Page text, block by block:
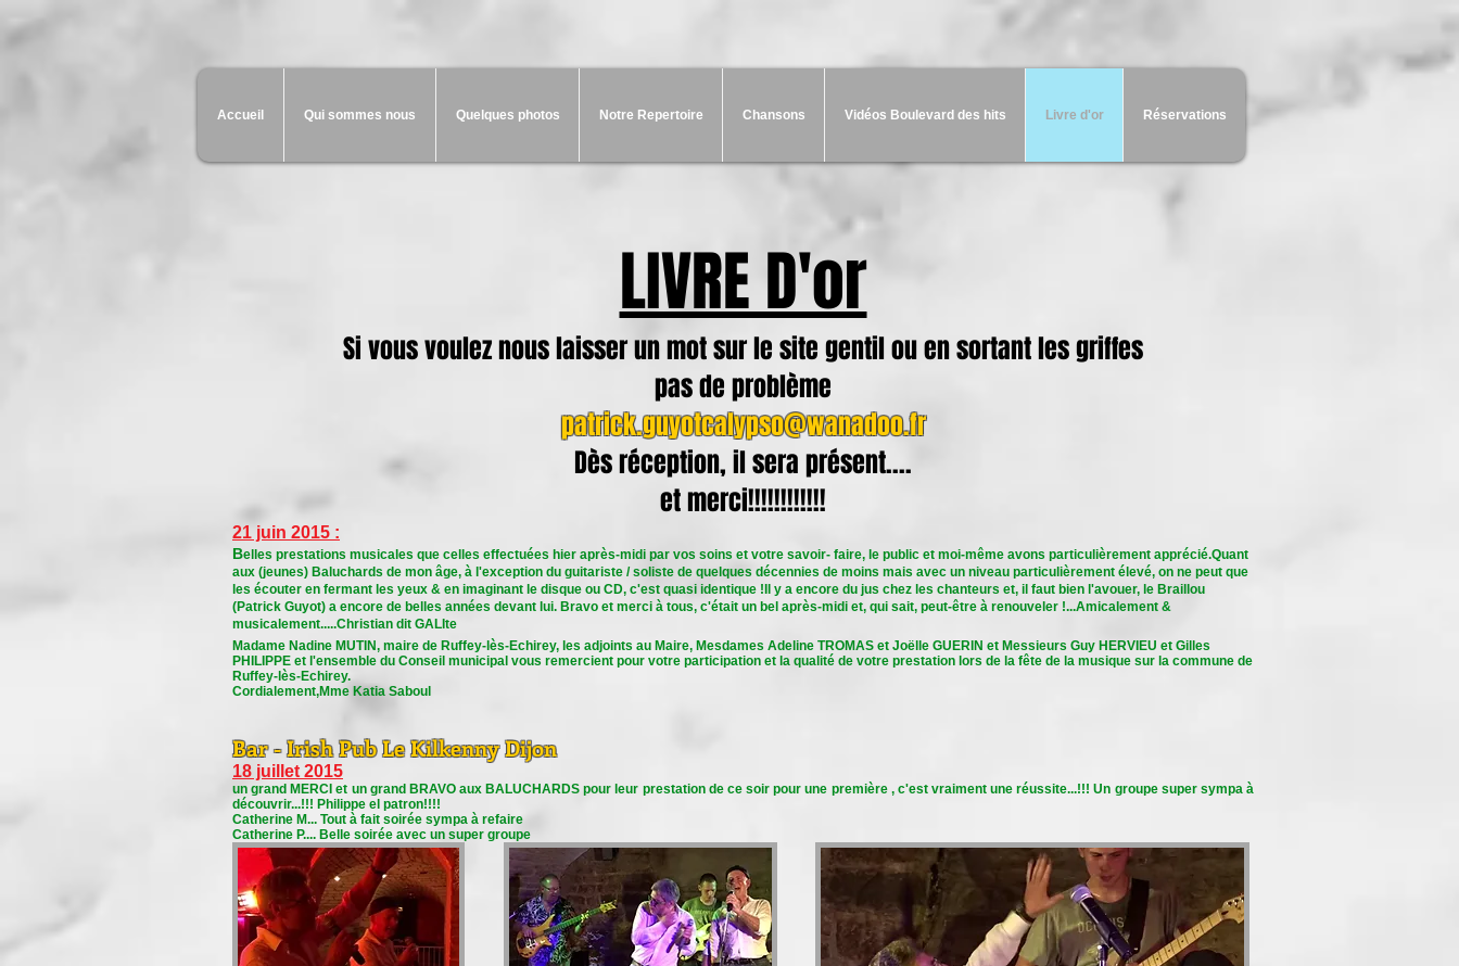
Accueil Qui sommes nous Quelques photos Notre Repertoire Chansons Vidéos Boulevard des hits Livre d'or Réservations
LIVRE D'or
Si vous voulez nous laisser un mot sur le site gentil ou en sortant les griffes
pas de problème
patrick.guyotcalypso@wanadoo.fr
Dès réception, il sera présent....
et merci!!!!!!!!!!!!
21 juin 2015 :
Belles prestations musicales que celles effectuées hier après-midi par vos soins et votre savoir- faire, le public et moi-même avons particulièrement apprécié.Quant
aux (jeunes) Baluchards de mon âge, à l'exception du guitariste / soliste de quelques décennies de moins mais avec un niveau particulièrement élevé, on ne peut que
les écouter en fermant les yeux & en imaginant le disque ou CD, c'est quasi identique !Il y a encore du jus chez les chanteurs et, il faut bien l'avouer, le Braillou
(Patrick Guyot) a encore de belles années devant lui. Bravo et merci à tous, c'était un bel après-midi et, qui sait, peut-être à renouveler !...Amicalement &
musicalement.....Christian dit GALIte
Madame Nadine MUTIN, maire de Ruffey-lès-Echirey, les adjoints au Maire, Mesdames Adeline TROMAS et Joëlle GUERIN et Messieurs Guy HERVIEU et Gilles
PHILIPPE et l'ensemble du Conseil municipal vous remercient pour votre participation et la qualité de votre prestation lors de la fête de la musique sur la commune de
Ruffey-lès-Echirey.
Cordialement,Mme Katia Saboul
Bar - Irish Pub Le Kilkenny Dijon
18 juillet 2015
un grand MERCI et un grand BRAVO aux BALUCHARDS pour leur prestation de ce soir pour une première , c'est vraiment une réussite...!!! Un groupe super sympa à
découvrir...!!! Philippe el patron!!!!
Catherine M... Tout à fait soirée sympa à refaire
Catherine P.... Belle soirée avec un super groupe